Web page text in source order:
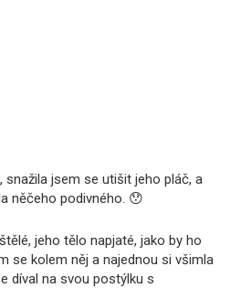
jsem se utišit jeho pláč, a
něčeho podivného. 😯
jeho tělo napjaté, jako by ho
se kolem něj a najednou si všimla
díval na svou postýlku s